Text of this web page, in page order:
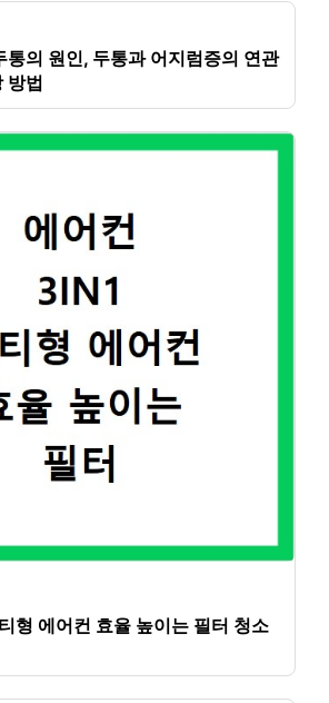
통의 원인, 두통과 어지럼증의 연관
방법
형 에어컨 효율 높이는 필터 청소